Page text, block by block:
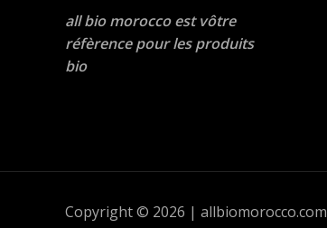
all bio morocco est vôtre
réfèrence pour les produits
bio
Copyright © 2026 | allbiomorocco.com